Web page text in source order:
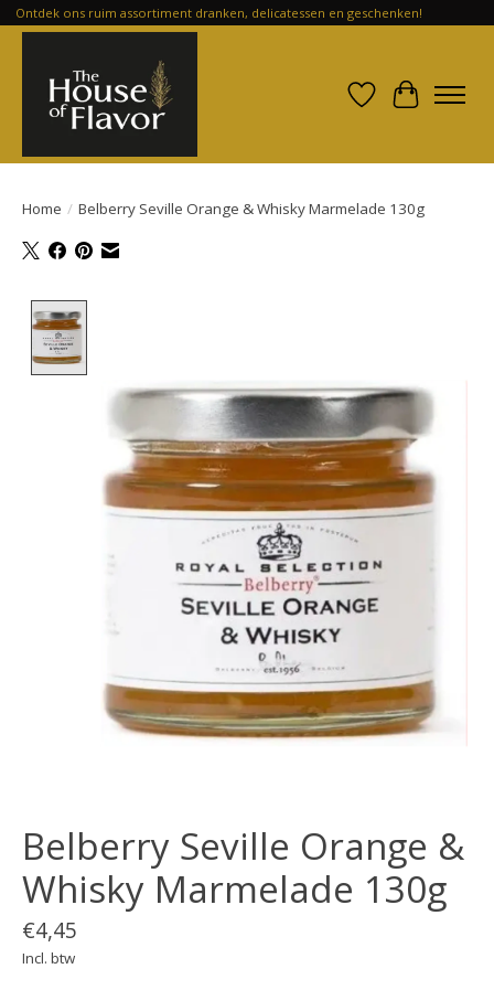
Ontdek ons ruim assortiment dranken, delicatessen en geschenken!
Verlanglijst
Home / Belberry Seville Orange & Whisky Marmelade 130g
Belberry Seville Orange &
Whisky Marmelade 130g
€4,45
Incl. btw